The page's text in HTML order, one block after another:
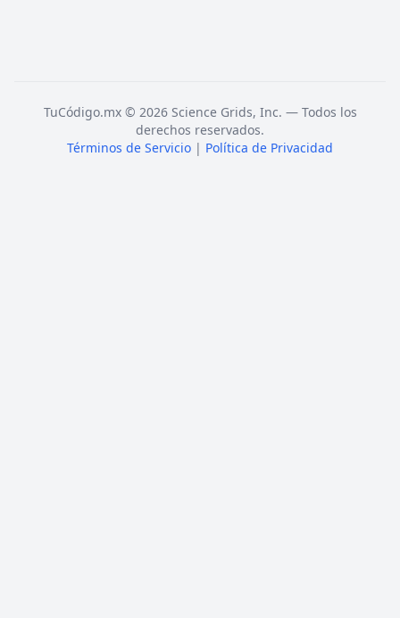
TuCódigo.mx © 2026 Science Grids, Inc. — Todos los
derechos reservados.
Términos de Servicio | Política de Privacidad